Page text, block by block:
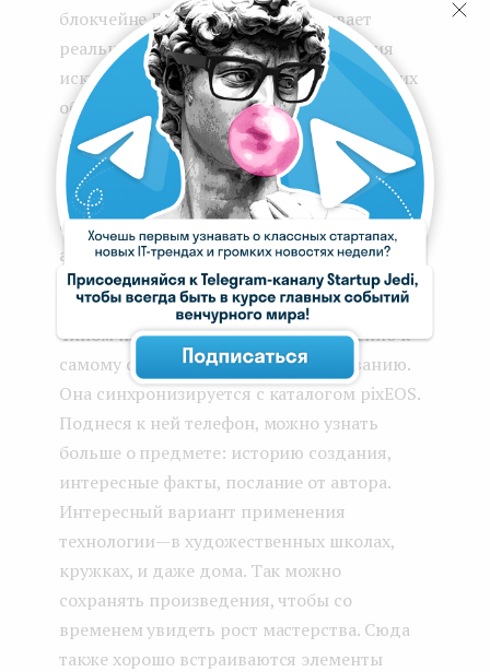
блокчейне EOSIO. Она оцифровывает
реальные и виртуальные произведения
искусства. По задумке, авторы физических
объектов по всему миру смогут выпускать
электронную версию своего творения и
получать защищенный сертификат
подлинности. Речь про любые картины,
скульптуры, предметы интерьера,
антиквариат и просто редкие вещи.
В случае с офлайн-вещами наклейка с NFC-
чипом приклеивается непосредственно к
самому объекту, его раме или основанию.
Она синхронизируется с каталогом pixEOS.
Поднеся к ней телефон, можно узнать
больше о предмете: историю создания,
интересные факты, послание от автора.
Интересный вариант применения
технологии — в художественных школах,
кружках, и даже дома. Так можно
сохранять произведения, чтобы со
временем увидеть рост мастерства. Сюда
также хорошо встраиваются элементы